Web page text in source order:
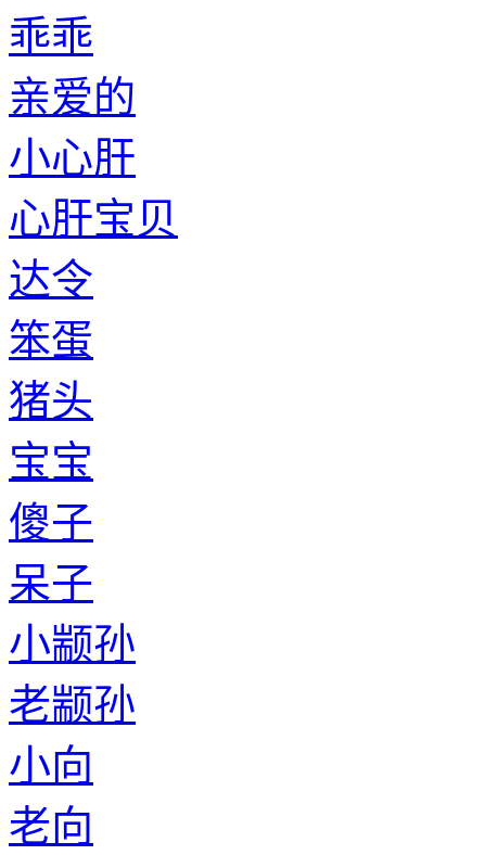
乖乖
亲爱的
小心肝
心肝宝贝
达令
笨蛋
猪头
宝宝
傻子
呆子
小颛孙
老颛孙
小向
老向